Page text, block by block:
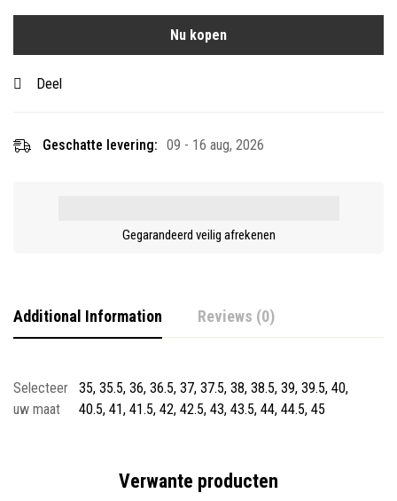
Nu kopen
Deel
Geschatte levering: 09 - 16 aug, 2026
Gegarandeerd veilig afrekenen
Additional Information Reviews (0)
Selecteer
uw maat
35, 35.5, 36, 36.5, 37, 37.5, 38, 38.5, 39, 39.5, 40,
40.5, 41, 41.5, 42, 42.5, 43, 43.5, 44, 44.5, 45
Verwante producten